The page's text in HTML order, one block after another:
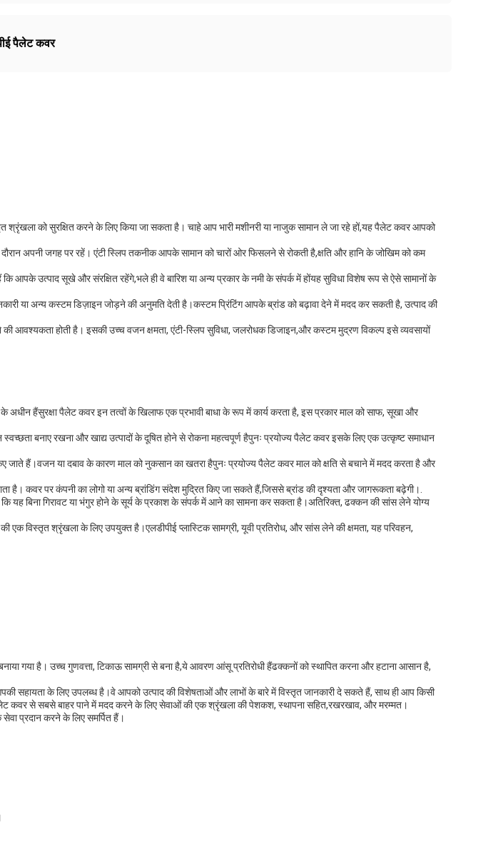
पैलेट कवर
को सुरक्षित करने के लिए किया जा सकता है। चाहे आप भारी मशीनरी या नाजुक सामान ले जा रहे हों,यह पैलेट कवर आपको
अपनी जगह पर रहें। एंटी स्लिप तकनीक आपके सामान को चारों ओर फिसलने से रोकती है,क्षति और हानि के जोखिम को कम
उत्पाद सूखे और संरक्षित रहेंगे,भले ही वे बारिश या अन्य प्रकार के नमी के संपर्क में होंयह सुविधा विशेष रूप से ऐसे सामानों के
या अन्य कस्टम डिज़ाइन जोड़ने की अनुमति देती है।कस्टम प्रिंटिंग आपके ब्रांड को बढ़ावा देने में मदद कर सकती है, उत्पाद की
आवश्यकता होती है। इसकी उच्च वजन क्षमता, एंटी-स्लिप सुविधा, जलरोधक डिजाइन,और कस्टम मुद्रण विकल्प इसे व्यवसायों
हैंसुरक्षा पैलेट कवर इन तत्वों के खिलाफ एक प्रभावी बाधा के रूप में कार्य करता है, इस प्रकार माल को साफ, सूखा और
बनाए रखना और खाद्य उत्पादों के दूषित होने से रोकना महत्वपूर्ण हैपुनः प्रयोज्य पैलेट कवर इसके लिए एक उत्कृष्ट समाधान
हैं।वजन या दबाव के कारण माल को नुकसान का खतरा हैपुनः प्रयोज्य पैलेट कवर माल को क्षति से बचाने में मदद करता है और
कवर पर कंपनी का लोगो या अन्य ब्रांडिंग संदेश मुद्रित किए जा सकते हैं,जिससे ब्रांड की दृश्यता और जागरूकता बढ़ेगी।.
बिना गिरावट या भंगुर होने के सूर्य के प्रकाश के संपर्क में आने का सामना कर सकता है।अतिरिक्त, ढक्कन की सांस लेने योग्य
विस्तृत श्रृंखला के लिए उपयुक्त है।एलडीपीई प्लास्टिक सामग्री, यूवी प्रतिरोध, और सांस लेने की क्षमता, यह परिवहन,
गया है। उच्च गुणवत्ता, टिकाऊ सामग्री से बना है,ये आवरण आंसू प्रतिरोधी हैंढक्कनों को स्थापित करना और हटाना आसान है,
सहायता के लिए उपलब्ध है।वे आपको उत्पाद की विशेषताओं और लाभों के बारे में विस्तृत जानकारी दे सकते हैं, साथ ही आप किसी
कवर से सबसे बाहर पाने में मदद करने के लिए सेवाओं की एक श्रृंखला की पेशकश, स्थापना सहित,रखरखाव, और मरम्मत।
प्रदान करने के लिए समर्पित हैं।